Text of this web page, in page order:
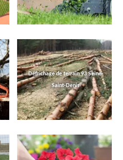
Défrichage de terrain 93 Seine-
Saint-Denis